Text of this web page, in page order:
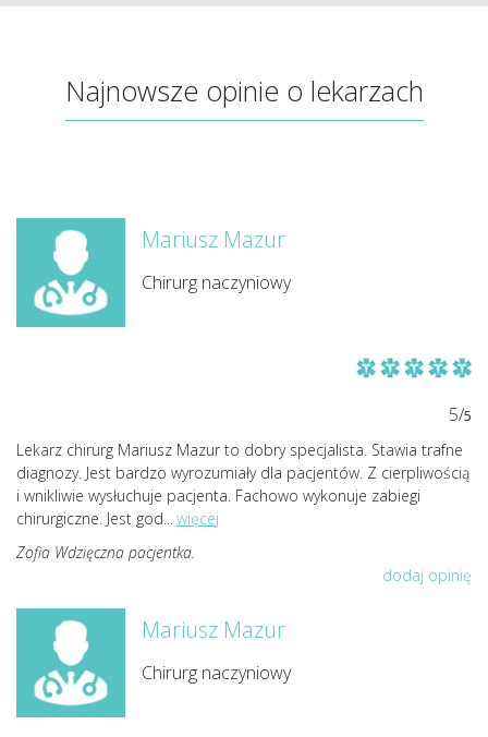
Najnowsze opinie o lekarzach
Mariusz Mazur
Chirurg naczyniowy
5/5
Lekarz chirurg Mariusz Mazur to dobry specjalista. Stawia trafne
diagnozy. Jest bardzo wyrozumiały dla pacjentów. Z cierpliwością
i wnikliwie wysłuchuje pacjenta. Fachowo wykonuje zabiegi
chirurgiczne. Jest god
więcej
Zofia Wdzięczna pacjentka.
dodaj opinię
Mariusz Mazur
Chirurg naczyniowy